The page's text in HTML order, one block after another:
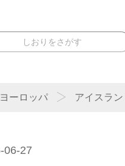
ヨーロッパ アイスラン
06-27